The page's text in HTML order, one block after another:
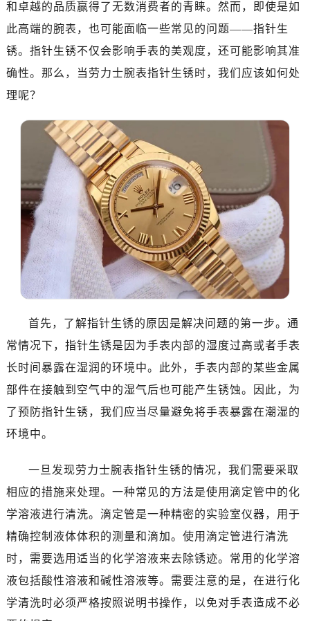
深圳市罗湖区深南东路5001号华润大厦写字楼17层1701室（需提前预约）
惠州市惠城区江北文昌一路7号华贸大厦写字楼1座30层05室（需提前预约）
厦门市思明区湖滨东路95号华润大厦写字楼B座11层1104室（需提前预约）
长沙市芙蓉区定王台街道建湘路393号世茂环球金融中心写字楼（芙蓉广场）10层13室（需提前预约）
太原市迎泽区解放路15号亨得利名表服务中心（品牌授权店）3层整层（需提前预约）
沈阳市沈河区中街路83号亨得利名表服务中心（品牌授权店）1层整层（需提前预约）
乌鲁木齐市天山区红山路26号时代广场（CCMALL）C座17层17-B（需提前预约）
温州市鹿城区锦绣路1067号置信广场10层1015室（需提前预约）
哈尔滨市道里区友谊西路600号富力中心T2座写字楼29层03室（需提前预约）
大连市中山区人民路15号国际金融大厦7层G室（需提前预约）
佛山市禅城区季华五路57号万科金融中心C座12层1205室（需提前预约）
苏州市苏州工业园区星港街199号苏州中心办公楼C座22层08室（需提前预约）
武汉市江汉区解放大道686号世界贸易大厦38层09室（需提前预约）
南宁市青秀区金湖路59号地王大厦12楼1224室（需提前预约）
青岛市南区山东路6号华润大厦B座22层04室（需提前预约）
烟台市芝罘区胜利路139号万达金融中心A座907室（需提前预约）
长春市朝阳区西安大路727号中银大厦A座(旺进大厦)18层09室（需提前预约）
贵阳市南明区都司高架桥路33号亨特国际金融中心14楼14D（需提前预约）
西安市碑林区南关正街88号华侨城长安国际中心E座6楼10室（需提前预约）
海口市龙华区金贸东路5号海口华润大厦B座17层1707室（需提前预约）
和卓越的品质赢得了无数消费者的青睐。然而，即使是如
此高端的腕表，也可能面临一些常见的问题——指针生
锈。指针生锈不仅会影响手表的美观度，还可能影响其准
确性。那么，当劳力士腕表指针生锈时，我们应该如何处
理呢？
首先，了解指针生锈的原因是解决问题的第一步。通
常情况下，指针生锈是因为手表内部的湿度过高或者手表
长时间暴露在湿润的环境中。此外，手表内部的某些金属
部件在接触到空气中的湿气后也可能产生锈蚀。因此，为
了预防指针生锈，我们应当尽量避免将手表暴露在潮湿的
环境中。
一旦发现劳力士腕表指针生锈的情况，我们需要采取
相应的措施来处理。一种常见的方法是使用滴定管中的化
学溶液进行清洗。滴定管是一种精密的实验室仪器，用于
精确控制液体体积的测量和滴加。使用滴定管进行清洗
时，需要选用适当的化学溶液来去除锈迹。常用的化学溶
液包括酸性溶液和碱性溶液等。需要注意的是，在进行化
学清洗时必须严格按照说明书操作，以免对手表造成不必